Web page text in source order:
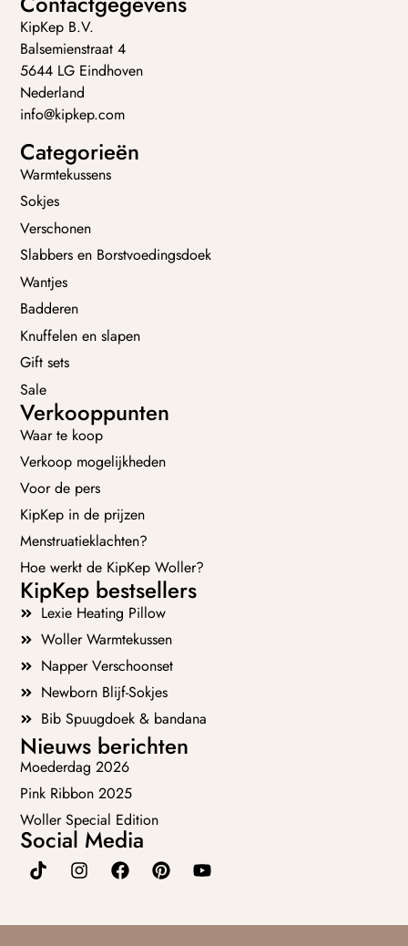
KipKep B.V.
Balsemienstraat 4
5644 LG Eindhoven
Nederland
info@kipkep.com
Categorieën
Warmtekussens
Sokjes
Verschonen
Slabbers en Borstvoedingsdoek
Wantjes
Badderen
Knuffelen en slapen
Gift sets
Sale
Verkooppunten
Waar te koop
Verkoop mogelijkheden
Voor de pers
KipKep in de prijzen
Menstruatieklachten?
Hoe werkt de KipKep Woller?
KipKep bestsellers
Lexie Heating Pillow
Woller Warmtekussen
Napper Verschoonset
Newborn Blijf-Sokjes
Bib Spuugdoek & bandana
Nieuws berichten
Moederdag 2026
Pink Ribbon 2025
Woller Special Edition
Social Media